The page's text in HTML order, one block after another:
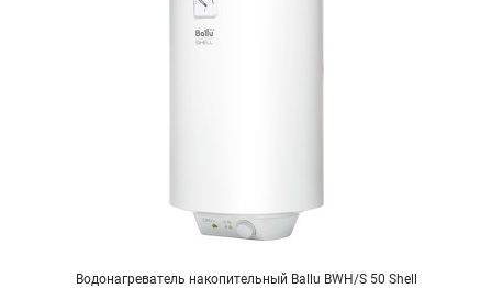
Водонагреватель накопительный Ballu BWH/S 50 Shell